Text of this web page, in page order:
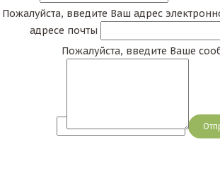
Пожалуйста, введите Ваш адрес
адресе почты
Пожалуйста, введите Ваше